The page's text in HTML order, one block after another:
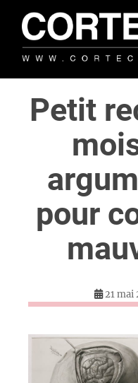
t
Petit
pour
21 mai